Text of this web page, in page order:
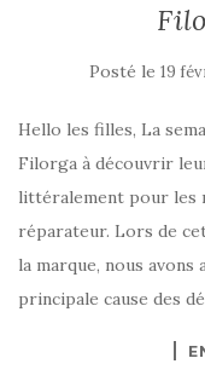
Posté le 19
Hello les filles, La
Filorga à découvrir
littéralement pour les
réparateur. Lors de
la marque, nous
principale cause des